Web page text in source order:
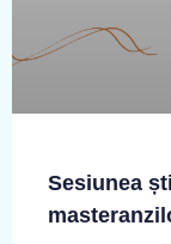
Sesiunea